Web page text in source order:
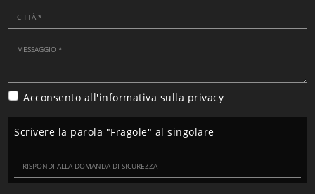
Acconsento all'informativa sulla privacy
Scrivere la parola "Fragole" al singolare